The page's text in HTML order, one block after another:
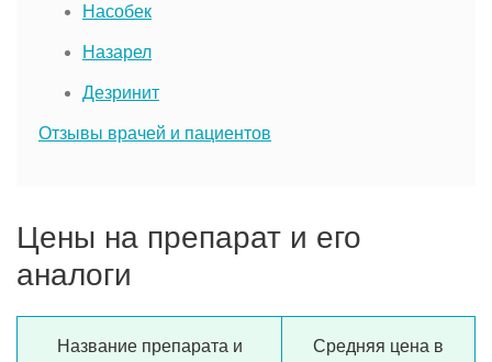
Насобек
Назарел
Дезринит
Отзывы врачей и пациентов
Цены на препарат и его
аналоги
Название препарата и
Средняя цена в